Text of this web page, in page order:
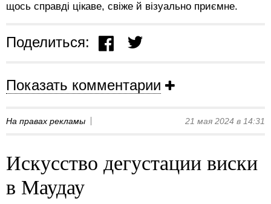
щось справді цікаве, свіже й візуально приємне.
Поделиться:
Показать комментарии
На правах рекламы 21 мая 2024 в 14:31
Искусство дегустации виски
в Маудау